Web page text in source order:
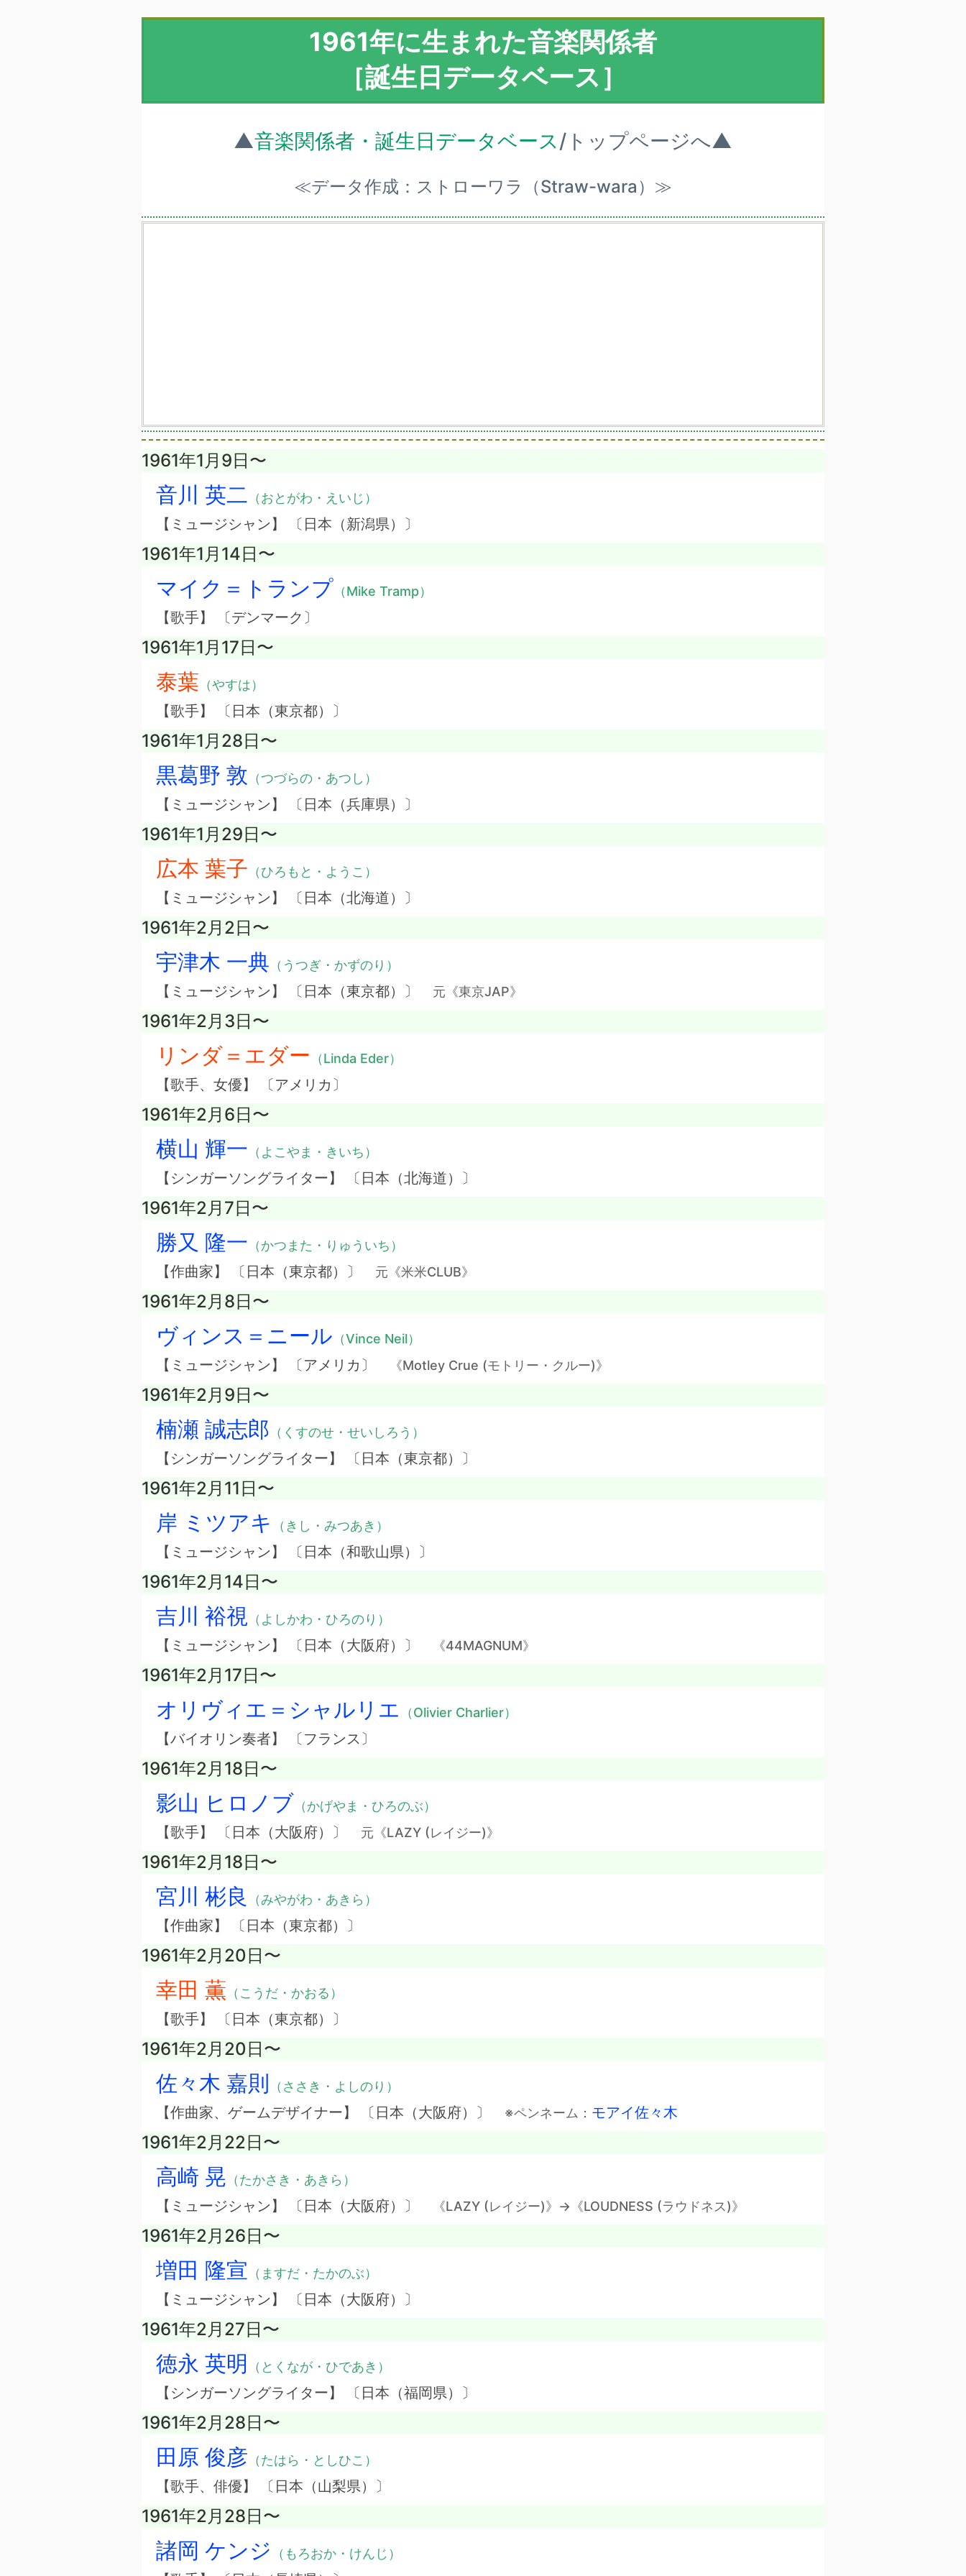
1961年に生まれた音楽関係者
［誕生日データベース］
▲音楽関係者・誕生日データベース/トップページへ▲
≪データ作成：ストローワラ（Straw-wara）≫
1961年1月9日〜
音川 英二 （おとがわ・えいじ）
【ミュージシャン】 〔日本（新潟県）〕
1961年1月14日〜
マイク＝トランプ （Mike Tramp）
【歌手】 〔デンマーク〕
1961年1月17日〜
泰葉 （やすは）
【歌手】 〔日本（東京都）〕
1961年1月28日〜
黒葛野 敦 （つづらの・あつし）
【ミュージシャン】 〔日本（兵庫県）〕
1961年1月29日〜
広本 葉子 （ひろもと・ようこ）
【ミュージシャン】 〔日本（北海道）〕
1961年2月2日〜
宇津木 一典 （うつぎ・かずのり）
【ミュージシャン】 〔日本（東京都）〕 元《東京JAP》
1961年2月3日〜
リンダ＝エダー （Linda Eder）
【歌手、女優】 〔アメリカ〕
1961年2月6日〜
横山 輝一 （よこやま・きいち）
【シンガーソングライター】 〔日本（北海道）〕
1961年2月7日〜
勝又 隆一 （かつまた・りゅういち）
【作曲家】 〔日本（東京都）〕 元《米米CLUB》
1961年2月8日〜
ヴィンス＝ニール （Vince Neil）
【ミュージシャン】 〔アメリカ〕 《Motley Crue (モトリー・クルー)》
1961年2月9日〜
楠瀬 誠志郎 （くすのせ・せいしろう）
【シンガーソングライター】 〔日本（東京都）〕
1961年2月11日〜
岸 ミツアキ （きし・みつあき）
【ミュージシャン】 〔日本（和歌山県）〕
1961年2月14日〜
吉川 裕視 （よしかわ・ひろのり）
【ミュージシャン】 〔日本（大阪府）〕 《44MAGNUM》
1961年2月17日〜
オリヴィエ＝シャルリエ （Olivier Charlier）
【バイオリン奏者】 〔フランス〕
1961年2月18日〜
影山 ヒロノブ （かげやま・ひろのぶ）
【歌手】 〔日本（大阪府）〕 元《LAZY (レイジー)》
1961年2月18日〜
宮川 彬良 （みやがわ・あきら）
【作曲家】 〔日本（東京都）〕
1961年2月20日〜
幸田 薫 （こうだ・かおる）
【歌手】 〔日本（東京都）〕
1961年2月20日〜
佐々木 嘉則 （ささき・よしのり）
【作曲家、ゲームデザイナー】 〔日本（大阪府）〕 ※ペンネーム： モアイ佐々木
1961年2月22日〜
高崎 晃 （たかさき・あきら）
【ミュージシャン】 〔日本（大阪府）〕 《LAZY (レイジー)》→《LOUDNESS (ラウドネス)》
1961年2月26日〜
増田 隆宣 （ますだ・たかのぶ）
【ミュージシャン】 〔日本（大阪府）〕
1961年2月27日〜
徳永 英明 （とくなが・ひであき）
【シンガーソングライター】 〔日本（福岡県）〕
1961年2月28日〜
田原 俊彦 （たはら・としひこ）
【歌手、俳優】 〔日本（山梨県）〕
1961年2月28日〜
諸岡 ケンジ （もろおか・けんじ）